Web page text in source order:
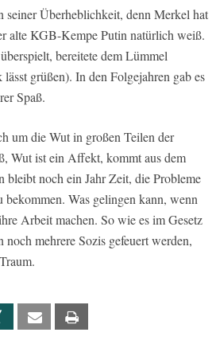
seiner Überheblichkeit, denn Merkel hat
alte KGB-Kempe Putin natürlich weiß.
bereitete dem Lümmel
grüßen). In den Folgejahren gab es
Spaß.
um die Wut in großen Teilen der
Wut ist ein Affekt, kommt aus dem
noch ein Jahr Zeit, die Probleme
Was gelingen kann, wenn
Arbeit machen. So wie es im Gesetz
noch mehrere Sozis gefeuert werden,
Xing Email